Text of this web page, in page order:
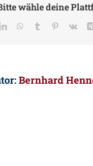
wähle deine
LinkedInWhatsApp
Tumblr Pinterest
Vk
Bernhard